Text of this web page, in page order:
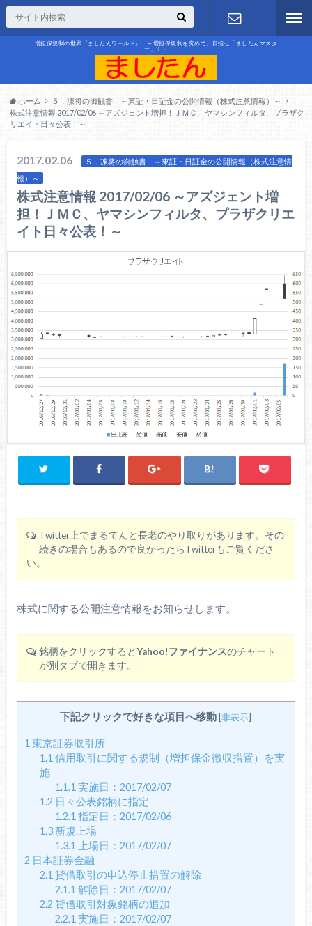
増担保規制の世界『ましたんワールド』 ～増担保規制を究めて、目指せ「ましたんマスタ
ー」！～
お問合せ
ホーム
５．凍将の御触書 ～東証・日証金の公開情報（株式注意情報）～
株式注意情報 2017/02/06 ～アズジェント増担！ＪＭＣ、ヤマシンフィルタ、プラザク
リエイト日々公表！～
2017.02.06
５．凍将の御触書 ～東証・日証金の公開情報（株式注意情
報）～
株式注意情報 2017/02/06 ～アズジェント増
担！ＪＭＣ、ヤマシンフィルタ、プラザクリエ
イト日々公表！～
Twitter上でまるてんと長老のやり取りがあります。その
続きの場合もあるので良かったらTwitterもご覧くださ
い。
株式に関する公開注意情報をお知らせします。
銘柄をクリックするとYahoo!ファイナンスのチャート
が別タブで開きます。
下記クリックで好きな項目へ移動 [非表示]
1 東京証券取引所
1.1 信用取引に関する規制（増担保金徴収措置）を実
施
1.1.1 実施日：2017/02/07
1.2 日々公表銘柄に指定
1.2.1 指定日：2017/02/06
1.3新規上場
1.3.1
上場日：2017/02/07
2 日本証券金融
2.1 貸借取引の申込停止措置の解除
2.1.1 解除日：2017/02/07
2.2 貸借取引対象銘柄の追加
2.2.1 実施日：2017/02/07